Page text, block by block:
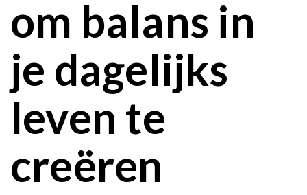
om balans in
je dagelijks
leven te
creëren